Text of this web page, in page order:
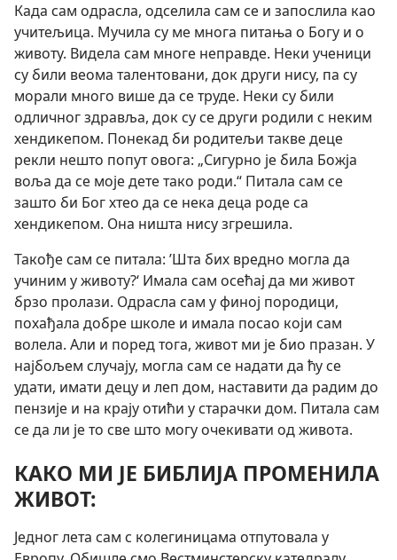
Када сам одрасла, одселила сам се и запослила као
учитељица. Мучила су ме многа питања о Богу и о
животу. Видела сам многе неправде. Неки ученици
су били веома талентовани, док други нису, па су
морали много више да се труде. Неки су били
одличног здравља, док су се други родили с неким
хендикепом. Понекад би родитељи такве деце
рекли нешто попут овога: „Сигурно је била Божја
воља да се моје дете тако роди.“ Питала сам се
зашто би Бог хтео да се нека деца роде са
хендикепом. Она ништа нису згрешила.
Такође сам се питала: ’Шта бих вредно могла да
учиним у животу?‘ Имала сам осећај да ми живот
брзо пролази. Одрасла сам у финој породици,
похађала добре школе и имала посао који сам
волела. Али и поред тога, живот ми је био празан. У
најбољем случају, могла сам се надати да ћу се
удати, имати децу и леп дом, наставити да радим до
пензије и на крају отићи у старачки дом. Питала сам
се да ли је то све што могу очекивати од живота.
КАКО МИ ЈЕ БИБЛИЈА ПРОМЕНИЛА
ЖИВОТ:
Једног лета сам с колегиницама отпутовала у